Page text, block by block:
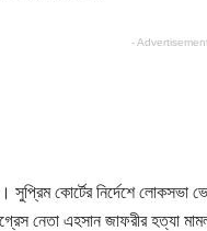
-
সুপ্রিম কোর্টের নির্দেশে
নেতা এহসান জাফরীর হত্যা মামলা